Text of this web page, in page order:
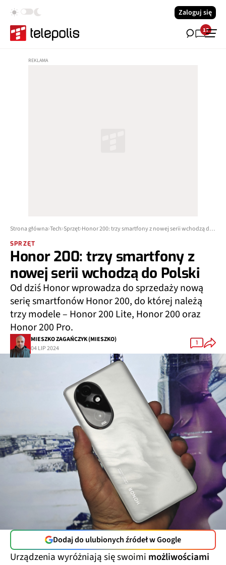
Zaloguj się
17
Strona główna Tech Sprzęt Honor 200: trzy smartfony z nowej serii wchodzą do Polski
SPRZĘT
Honor 200: trzy smartfony z
nowej serii wchodzą do Polski
Od dziś Honor wprowadza do sprzedaży nową
serię smartfonów Honor 200, do której należą
trzy modele – Honor 200 Lite, Honor 200 oraz
Honor 200 Pro.
MIESZKO ZAGAŃCZYK (MIESZKO)
04 LIP 2024
1
Dodaj do ulubionych źródeł w Google
Urządzenia wyróżniają się swoimi możliwościami